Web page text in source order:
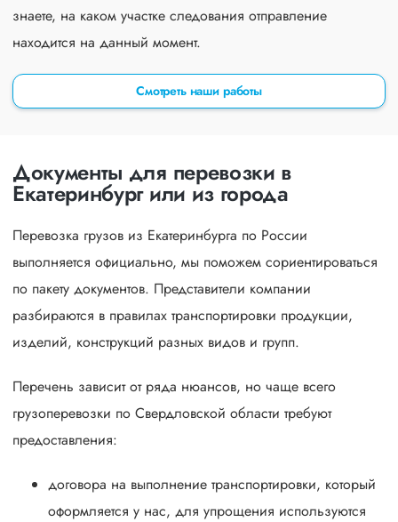
знаете, на каком участке следования отправление
находится на данный момент.
Смотреть наши работы
Документы для перевозки в
Екатеринбург или из города
Перевозка грузов из Екатеринбурга по России
выполняется официально, мы поможем сориентироваться
по пакету документов. Представители компании
разбираются в правилах транспортировки продукции,
изделий, конструкций разных видов и групп.
Перечень зависит от ряда нюансов, но чаще всего
грузоперевозки по Свердловской области требуют
предоставления:
договора на выполнение транспортировки, который
оформляется у нас, для упрощения используются